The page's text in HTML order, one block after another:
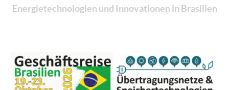
Energietechnologien und Innovationen in Brasilien